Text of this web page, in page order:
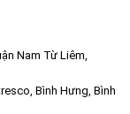
Nam Từ Liêm,
Bình Hưng, Bình